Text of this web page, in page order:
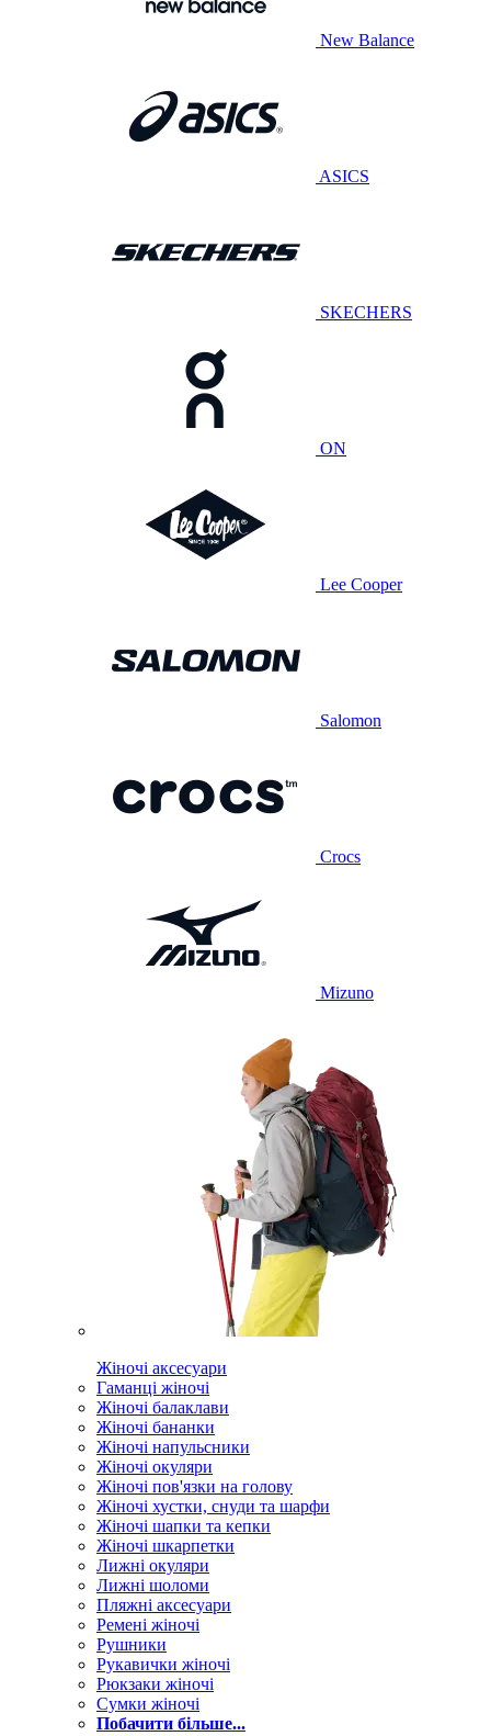
New Balance
ASICS
SKECHERS
ON
Lee Cooper
Salomon
Crocs
Mizuno
Жіночі аксесуари
Гаманці жіночі
Жіночі балаклави
Жіночі бананки
Жіночі напульсники
Жіночі окуляри
Жіночі пов'язки на голову
Жіночі хустки, снуди та шарфи
Жіночі шапки та кепки
Жіночі шкарпетки
Лижні окуляри
Лижні шоломи
Пляжні аксесуари
Ремені жіночі
Рушники
Рукавички жіночі
Рюкзаки жіночі
Сумки жіночі
Побачити більше...